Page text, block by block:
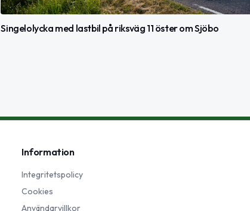
Singelolycka med lastbil på riksväg 11 öster om Sjöbo
Information
Integritetspolicy
Cookies
Användarvillkor